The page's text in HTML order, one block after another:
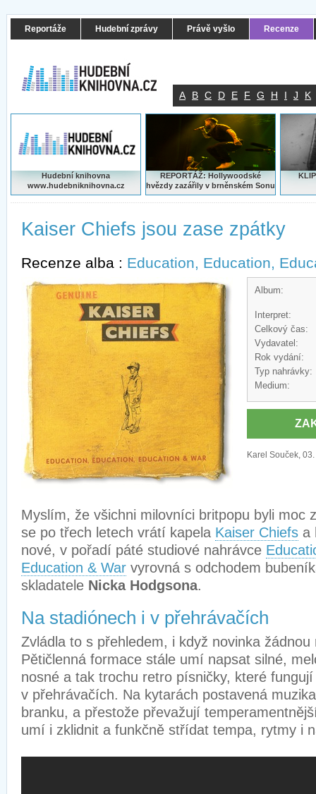
Reportáže Hudební zprávy Právě vyšlo Recenze
A B C D E F G H I J K
Hudební knihovna
www.hudebniknihovna.cz
REPORTÁŽ: Hollywoodské
hvězdy zazářily v brněnském Sonu
Kaiser Chiefs jsou zase zpátky
Recenze alba : Education, Education,
Album:
Interpret:
Celkový čas:
Vydavatel:
Rok vydání:
Typ nahrávky:
Medium:
Karel Souček,
Myslím, že všichni milovníci britpopu byli moc
se po třech letech vrátí kapela Kaiser Chiefs a
nové, v pořadí páté studiové nahrávce
Education & War vyrovná s odchodem
skladatele Nicka Hodgsona.
Na stadiónech i v přehrávačích
Zvládla to s přehledem, i když novinka
Pětičlenná formace stále umí napsat silné,
nosné a tak trochu retro písničky, které
v přehrávačích. Na kytarách postavená
branku, a přestože převažují
umí i zklidnit a funkčně střídat tempa, rytmy